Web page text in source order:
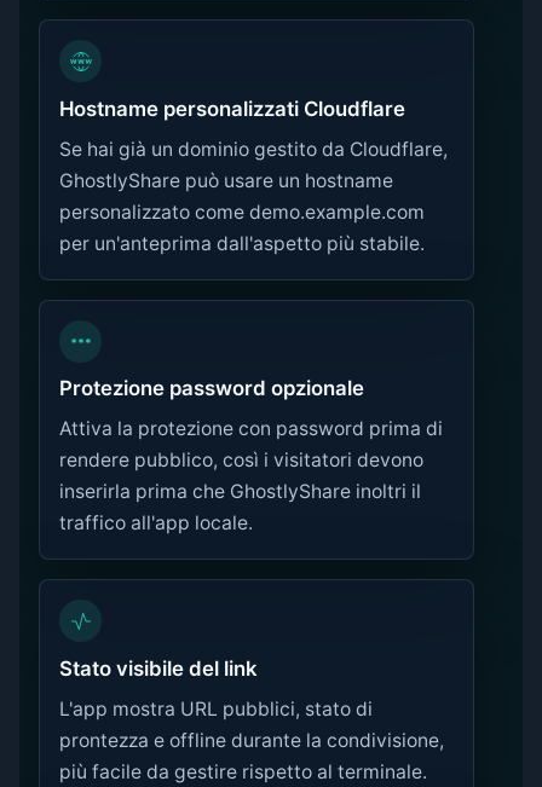
Hostname personalizzati Cloudflare
Se hai già un dominio gestito da Cloudflare,
GhostlyShare può usare un hostname
personalizzato come demo.example.com
per un'anteprima dall'aspetto più stabile.
Protezione password opzionale
Attiva la protezione con password prima di
rendere pubblico, così i visitatori devono
inserirla prima che GhostlyShare inoltri il
traffico all'app locale.
Stato visibile del link
L'app mostra URL pubblici, stato di
prontezza e offline durante la condivisione,
più facile da gestire rispetto al terminale.